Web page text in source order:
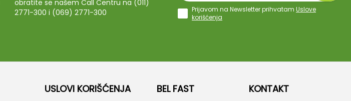
obratite se našem Call Centru na (011)
2771-300 i (069) 2771-300
Prijavom na Newsletter prihvatam Uslove
korišćenja
USLOVI KORIŠĆENJA BEL FAST KONTAKT